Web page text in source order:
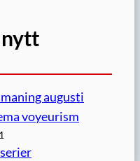
nytt
augusti
voyeurism